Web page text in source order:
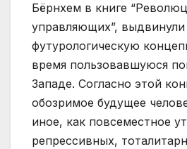
Бёрнхем в книге
управляющих”, выдвинули
футурологическую
время пользовавшуюся
Западе. Согласно этой
обозримое будущее
иное, как повсеместное
репрессивных,